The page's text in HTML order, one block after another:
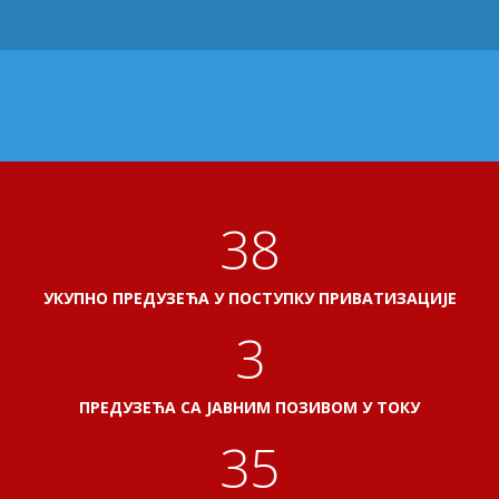
41
УКУПНО ПРЕДУЗЕЋА У ПОСТУПКУ ПРИВАТИЗАЦИЈЕ
3
ПРЕДУЗЕЋА СА ЈАВНИМ ПОЗИВОМ У ТОКУ
38